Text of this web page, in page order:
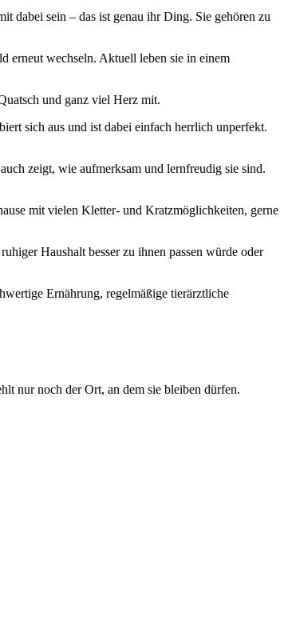
dabei sein – das ist genau ihr Ding. Sie gehören zu
erneut wechseln. Aktuell leben sie in einem
und ganz viel Herz mit.
sich aus und ist dabei einfach herrlich unperfekt.
zeigt, wie aufmerksam und lernfreudig sie sind.
mit vielen Kletter- und Kratzmöglichkeiten, gerne
Haushalt besser zu ihnen passen würde oder
Ernährung, regelmäßige tierärztliche
nur noch der Ort, an dem sie bleiben dürfen.